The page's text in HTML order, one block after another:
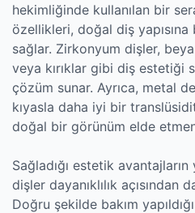
hekimliğinde kullanılan bir
özellikleri, doğal diş
sağlar. Zirkonyum dişler,
veya kırıklar gibi diş estetiği
çözüm sunar. Ayrıca, metal
kıyasla daha iyi bir
doğal bir görünüm elde
Sağladığı estetik avantajların
dişler dayanıklılık açısından
Doğru şekilde bakım